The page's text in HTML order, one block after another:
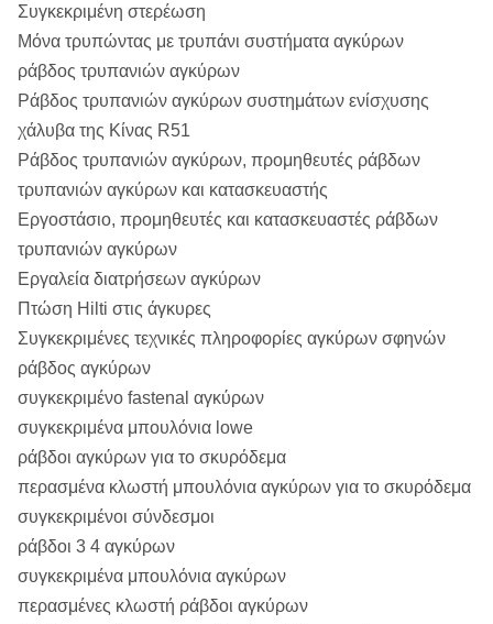
Συγκεκριμένη στερέωση
Μόνα τρυπώντας με τρυπάνι συστήματα αγκύρων
ράβδος τρυπανιών αγκύρων
Ράβδος τρυπανιών αγκύρων συστημάτων ενίσχυσης
χάλυβα της Κίνας R51
Ράβδος τρυπανιών αγκύρων, προμηθευτές ράβδων
τρυπανιών αγκύρων και κατασκευαστής
Εργοστάσιο, προμηθευτές και κατασκευαστές ράβδων
τρυπανιών αγκύρων
Εργαλεία διατρήσεων αγκύρων
Πτώση Hilti στις άγκυρες
Συγκεκριμένες τεχνικές πληροφορίες αγκύρων σφηνών
ράβδος αγκύρων
συγκεκριμένο fastenal αγκύρων
συγκεκριμένα μπουλόνια lowe
ράβδοι αγκύρων για το σκυρόδεμα
περασμένα κλωστή μπουλόνια αγκύρων για το σκυρόδεμα
συγκεκριμένοι σύνδεσμοι
ράβδοι 3 4 αγκύρων
συγκεκριμένα μπουλόνια αγκύρων
περασμένες κλωστή ράβδοι αγκύρων